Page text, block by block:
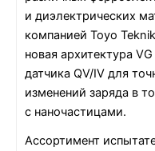
и диэлектрических
компанией Toyo
новая архитектура
датчика QV/IV для
изменений заряда в
с наночастицами.
Ассортимент